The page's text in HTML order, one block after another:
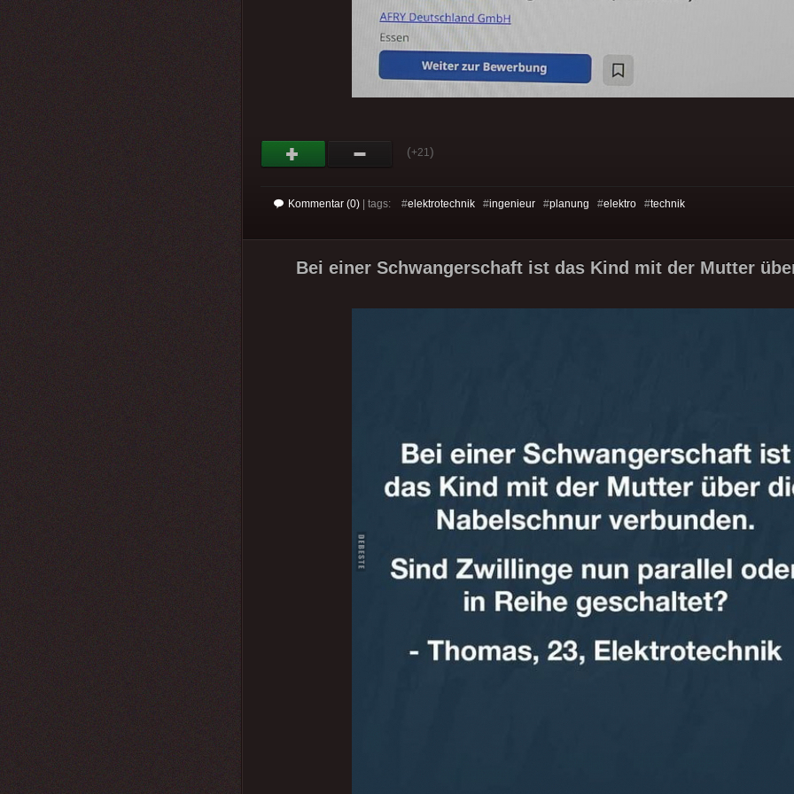
(+21 )
Kommentar (0) | tags: #elektrotechnik #ingenieur #planung #elektro #technik
Bei einer Schwangerschaft ist das Kind mit der Mutter